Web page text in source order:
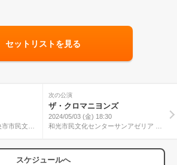
セットリストを見る
市民文化
次の公演
ザ・クロマニヨンズ
2024/05/03 (金) 18:30
和光市民文化センターサンアゼリア 大
スケジュールへ